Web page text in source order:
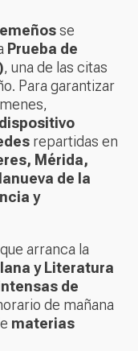
se
Prueba de
, una de las citas
Para garantizar
repartidas en
Mérida,
de la
y
arranca la
y Literatura
de
de mañana
materias